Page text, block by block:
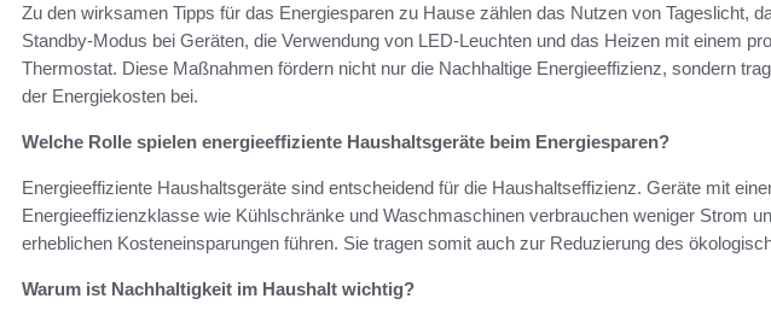
Zu den wirksamen Tipps für das Energiesparen zu Hause zählen das Nutzen von Tageslicht,
Standby-Modus bei Geräten, die Verwendung von LED-Leuchten und das Heizen mit einem
Thermostat. Diese Maßnahmen fördern nicht nur die Nachhaltige Energieeffizienz, sondern
der Energiekosten bei.
Welche Rolle spielen energieeffiziente Haushaltsgeräte beim Energiesparen?
Energieeffiziente Haushaltsgeräte sind entscheidend für die Haushaltseffizienz. Geräte mit
Energieeffizienzklasse wie Kühlschränke und Waschmaschinen verbrauchen weniger Strom
erheblichen Kosteneinsparungen führen. Sie tragen somit auch zur Reduzierung des
Warum ist Nachhaltigkeit im Haushalt wichtig?